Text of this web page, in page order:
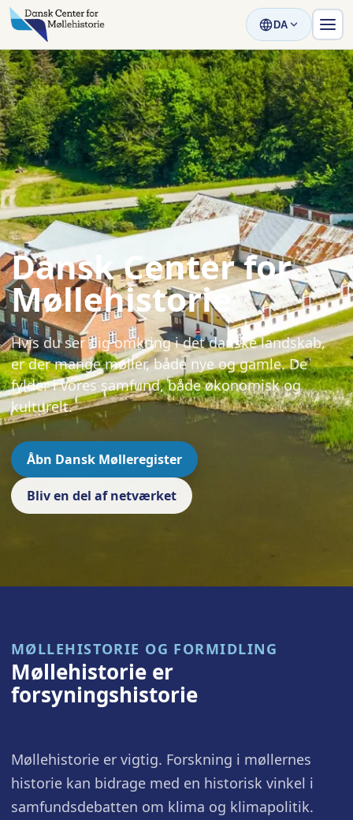
DA
Dansk Center for
Møllehistorie
Hvis du ser dig omkring i det danske landskab,
er der mange møller, både nye og gamle. De
fylder i vores samfund, både økonomisk og
kulturelt.
Åbn Dansk Mølleregister
Bliv en del af netværket
MØLLEHISTORIE OG FORMIDLING
Møllehistorie er
forsyningshistorie
Møllehistorie er vigtig. Forskning i møllernes
historie kan bidrage med en historisk vinkel i
samfundsdebatten om klima og klimapolitik.